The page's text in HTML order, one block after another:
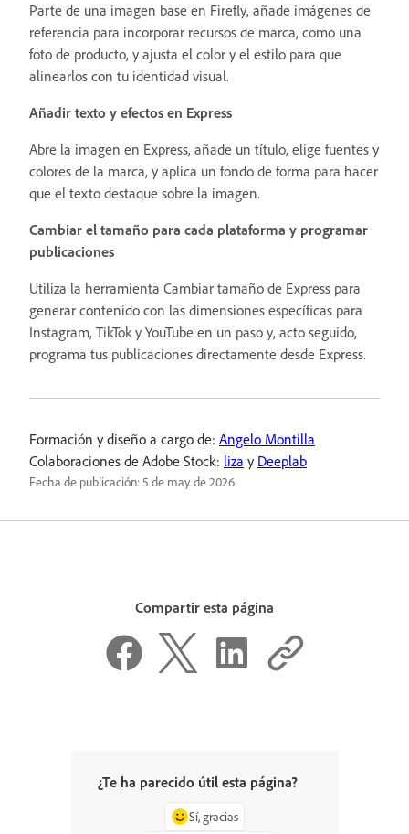
Parte de una imagen base en Firefly, añade imágenes de
referencia para incorporar recursos de marca, como una
foto de producto, y ajusta el color y el estilo para que
alinearlos con tu identidad visual.
Añadir texto y efectos en Express
Abre la imagen en Express, añade un título, elige fuentes y
colores de la marca, y aplica un fondo de forma para hacer
que el texto destaque sobre la imagen.
Cambiar el tamaño para cada plataforma y programar
publicaciones
Utiliza la herramienta Cambiar tamaño de Express para
generar contenido con las dimensiones específicas para
Instagram, TikTok y YouTube en un paso y, acto seguido,
programa tus publicaciones directamente desde Express.
Formación y diseño a cargo de: Angelo Montilla
Colaboraciones de Adobe Stock: liza y Deeplab
Fecha de publicación:5 de may. de 2026
Compartir esta página
¿Te ha parecido útil esta página?
Sí, gracias